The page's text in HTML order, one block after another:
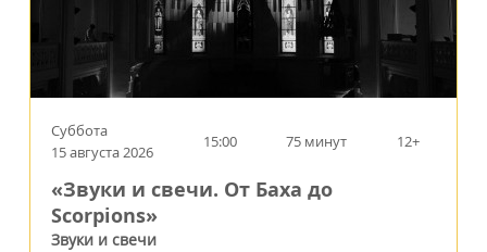
Суббота
15 августа 2026
15:00 75 минут 12+
«Звуки и свечи. От Баха до
Scorpions»
Звуки и свечи